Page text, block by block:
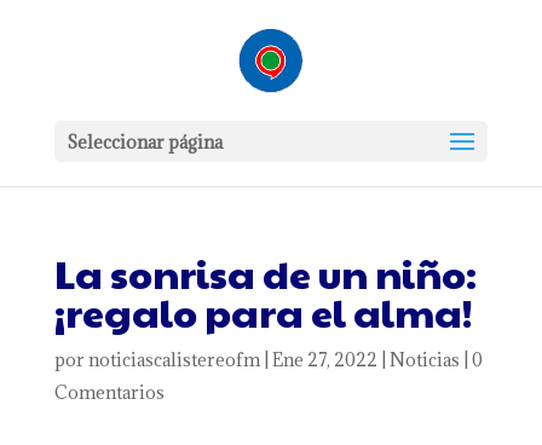
Seleccionar página
La sonrisa de un niño:
¡regalo para el alma!
por noticiascalistereofm| Ene 27, 2022 Noticias 0
Comentarios